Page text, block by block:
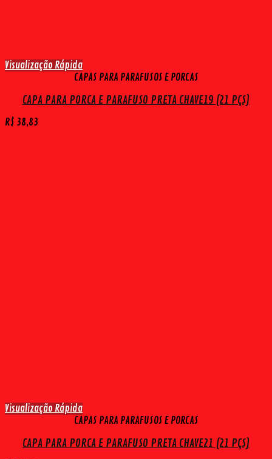
Visualização Rápida
CAPAS PARA PARAFUSOS E PORCAS
CAPA PARA PORCA E PARAFUSO PRETA CHAVE19 (21 PÇS)
R$ 38,83
Visualização Rápida
CAPAS PARA PARAFUSOS E PORCAS
CAPA PARA PORCA E PARAFUSO PRETA CHAVE21 (21 PÇS)